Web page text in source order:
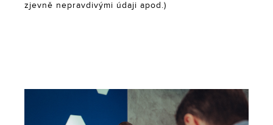
zjevně nepravdivými údaji apod.)